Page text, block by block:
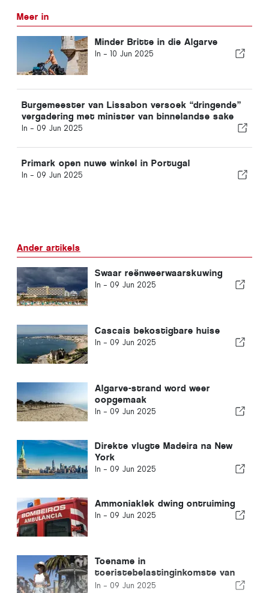
Meer in
Minder Britte in die Algarve
In - 10 Jun 2025
Burgemeester van Lissabon versoek “dringende”
vergadering met minister van binnelandse sake
In - 09 Jun 2025
Primark open nuwe winkel in Portugal
In - 09 Jun 2025
Ander artikels
Swaar reënweerwaarskuwing
In - 09 Jun 2025
Cascais bekostigbare huise
In - 09 Jun 2025
Algarve-strand word weer
oopgemaak
In - 09 Jun 2025
Direkte vlugte Madeira na New
York
In - 09 Jun 2025
Ammoniaklek dwing ontruiming
In - 09 Jun 2025
Toename in
toeristebelastinginkomste van
42%
In - 09 Jun 2025